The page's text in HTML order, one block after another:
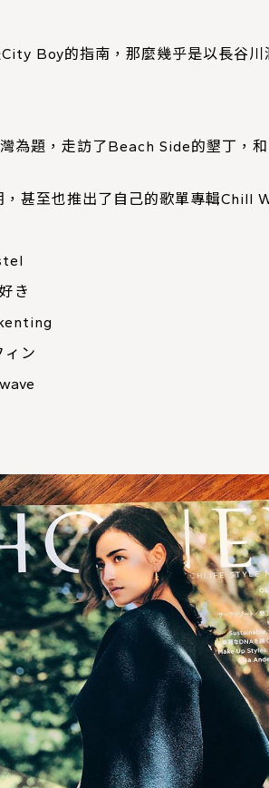
Boy的指南，那麼幾乎是以長谷
為題，走訪了Beach Side的墾丁，
甚至也推出了自己的歌單專輯Chill
き
ィン